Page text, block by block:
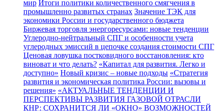
мир Итоги политики количественного смягчения в
промышленно развитых странах Значение ТЭК для
экономики России и государственного бюджета
Биржевая торговля энергоресурсами: новые тенденции
Углеродно-нейтральный СПГ и особенности учета
углеродных эмиссий в цепочке создания стоимости СПГ
Ценовая ловушка постковидного восстановления: кто
виноват и что делать? «Капитал для развития. Легко и
доступно» Новый кризис – новые подходы «Стратегия
развития и экономическая политика России: вызовы и
решения» «АКТУАЛЬНЫЕ ТЕНДЕНЦИИ И
ПЕРСПЕКТИВЫ РАЗВИТИЯ ГАЗОВОЙ ОТРАСЛИ
КНР: СОХРАНИТСЯ ЛИ «ОКНО» ВОЗМОЖНОСТЕЙ